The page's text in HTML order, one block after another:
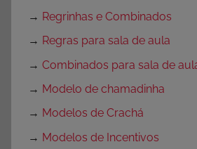
→ Regrinhas e Combinados
→ Regras para sala de aula
→ Combinados para sala de
→ Modelo de chamadinha
→ Modelos de Crachá
→ Modelos de Incentivos